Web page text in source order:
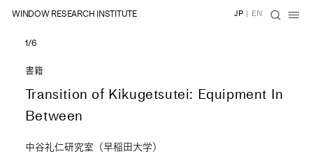
WINDOW RESEARCH INSTITUTE JP | EN
1/6
書籍
Transition of Kikugetsutei: Equipment In
Between
中谷礼仁研究室（早稲田大学）